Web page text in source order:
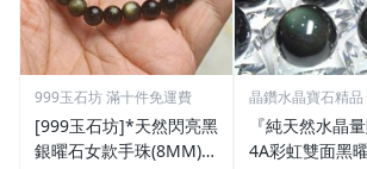
999玉石坊 滿十件免運費
[999玉石坊]*天然閃亮黑
銀曜石女款手珠(8MM)*
晶鑽水晶寶石精品
『純天然水晶
4A彩虹雙面黑